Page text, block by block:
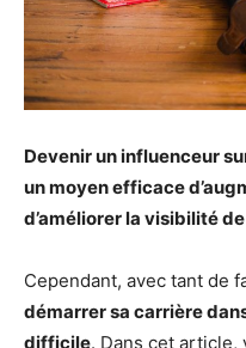
Devenir un influenceur
un moyen efficace
d’améliorer la visibilité
Cependant, avec tant de
démarrer sa carrière
difficile. Dans cet article,